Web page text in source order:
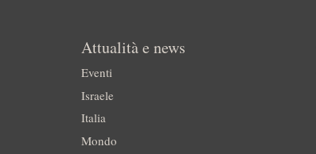
Attualità e news
Eventi
Israele
Italia
Mondo